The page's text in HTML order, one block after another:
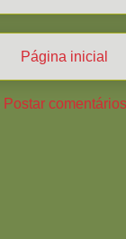
Página inicial
Postar